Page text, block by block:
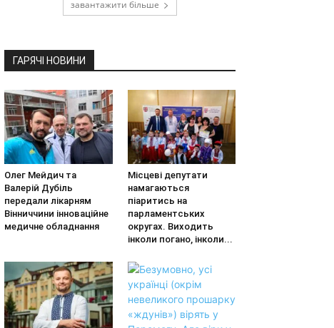
завантажити більше
ГАРЯЧІ НОВИНИ
Олег Мейдич та
Валерій Дубіль
передали лікарням
Вінниччини інноваційне
медичне обладнання
Місцеві депутати
намагаються
піаритись на
парламентських
округах. Виходить
інколи погано, інколи...